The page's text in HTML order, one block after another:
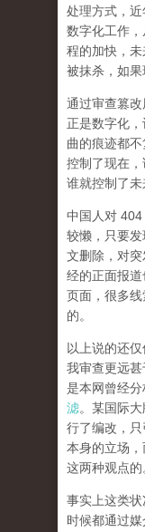
处理方式，
数字化工作
程的加快，
被抹杀，如果
通过审查篡
正是数字化
曲的痕迹都
控制了现在，
谁就控制了未
中国人对
较懒，只要
文删除，对突
经的正面报
页面， 很多
的。
以上说的还
我审查更远甚
是本网曾经分
滤。某国际
行了编改，
本身的立场
这两种观点的
事实上这类
时候都通过